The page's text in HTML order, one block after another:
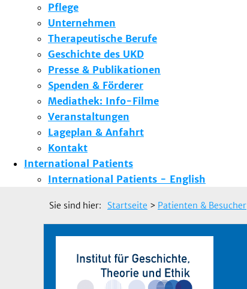
Pflege
Unternehmen
Therapeutische Berufe
Geschichte des UKD
Presse & Publikationen
Spenden & Förderer
Mediathek: Info-Filme
Veranstaltungen
Lageplan & Anfahrt
Kontakt
International Patients
International Patients - English
Sie sind hier: Startseite > Patienten & Besucher